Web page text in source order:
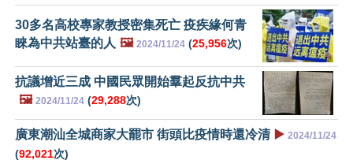
30多名高校專家教授密集死亡 疫疾緣何青
睞為中共站臺的人 🖼️ 2024/11/24 (25,956次)
抗議增近三成 中國民眾開始羣起反抗中共
🖼️ 2024/11/24 (29,288次)
廣東潮汕全城商家大罷市 街頭比疫情時還冷清 ▶️ 2024/11/24
(92,021次)